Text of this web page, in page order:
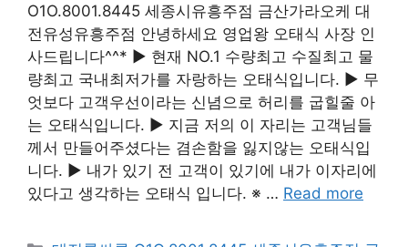
O1O.8001.8445 세종시유흥주점 금산가라오케 대
전유성유흥주점 안녕하세요 영업왕 오태식 사장 인
사드립니다^^* ▶ 현재 NO.1 수량최고 수질최고 물
량최고 국내최저가를 자랑하는 오태식입니다. ▶ 무
엇보다 고객우선이라는 신념으로 허리를 굽힐줄 아
는 오태식입니다. ▶ 지금 저의 이 자리는 고객님들
께서 만들어주셨다는 겸손함을 잃지않는 오태식입
니다. ▶ 내가 있기 전 고객이 있기에 내가 이자리에
있다고 생각하는 오태식 입니다. ※ … Read more